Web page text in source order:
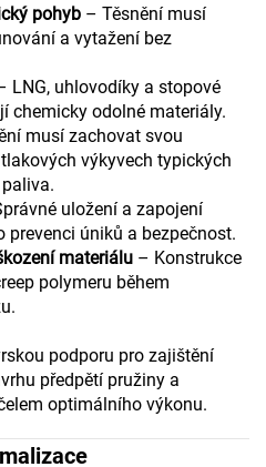
pohyb – Těsnění musí
a vytažení bez
LNG, uhlovodíky a stopové
chemicky odolné materiály.
musí zachovat svou
výkyvech typických
uložení a zapojení
prevenci úniků a bezpečnost.
materiálu – Konstrukce
polymeru během
podporu pro zajištění
předpětí pružiny a
optimálního výkonu.